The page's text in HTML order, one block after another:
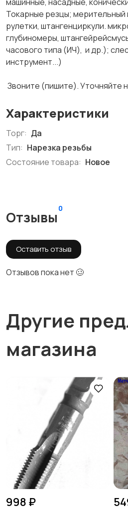
Токарные резцы; мерительный
рулетки, штангенциркули.
глубиномеры,
часового типа (ИЧ), и др.);
инструмент...)
Звоните (пишите). Уточняйте
Характеристики
Торг: Да
Тип: Нарезка резьбы
Состояние товара: Новое
Отзывы
0
Оставить отзыв
Отзывов пока нет 🥴
Другие
магазина
998 ₽